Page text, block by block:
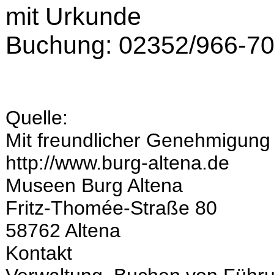
mit Urkunde
Buchung: 02352/966-
Quelle:
Mit freundlicher
http://www.burg-altena.de
Museen Burg Altena
Fritz-Thomée-Straße 80
58762 Altena
Kontakt